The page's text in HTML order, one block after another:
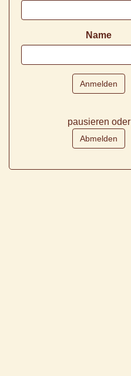
Name
pausieren oder